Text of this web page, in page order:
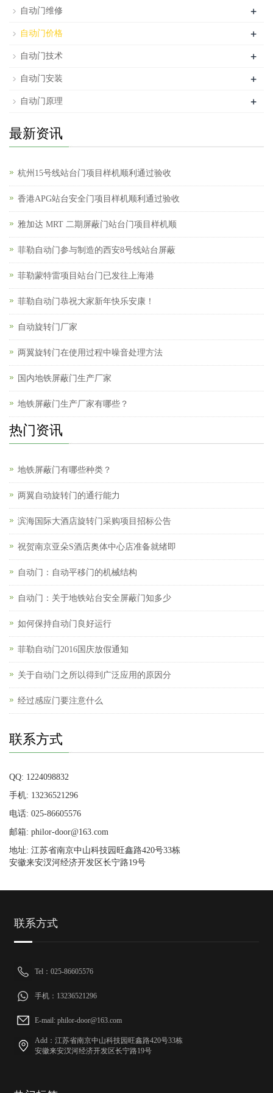
自动门维修 +
自动门价格 +
自动门技术 +
自动门安装 +
自动门原理 +
最新资讯
杭州15号线站台门项目样机顺利通过验收
香港APG站台安全门项目样机顺利通过验收
雅加达 MRT 二期屏蔽门站台门项目样机顺
菲勒自动门参与制造的西安8号线站台屏蔽
菲勒蒙特雷项目站台门已发往上海港
菲勒自动门恭祝大家新年快乐安康！
自动旋转门厂家
两翼旋转门在使用过程中噪音处理方法
国内地铁屏蔽门生产厂家
地铁屏蔽门生产厂家有哪些？
热门资讯
地铁屏蔽门有哪些种类？
两翼自动旋转门的通行能力
滨海国际大酒店旋转门采购项目招标公告
祝贺南京亚朵S酒店奥体中心店准备就绪即
自动门：自动平移门的机械结构
自动门：关于地铁站台安全屏蔽门知多少
如何保持自动门良好运行
菲勒自动门2016国庆放假通知
关于自动门之所以得到广泛应用的原因分
经过感应门要注意什么
联系方式
QQ: 1224098832
手机: 13236521296
电话: 025-86605576
邮箱: philor-door@163.com
地址: 江苏省南京中山科技园旺鑫路420号33栋
安徽来安汊河经济开发区长宁路19号
联系方式
Tel：025-86605576
手机：13236521296
E-mail: philor-door@163.com
Add：江苏省南京中山科技园旺鑫路420号33栋
安徽来安汊河经济开发区长宁路19号